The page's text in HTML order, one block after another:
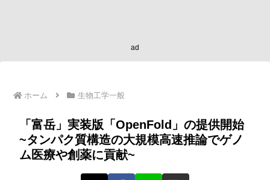
ad
ホーム 生物工学一般
「富岳」実装版「OpenFold」の提供開始
~タンパク質構造の大規模高速推論でゲノ
ム医療や創薬に貢献~